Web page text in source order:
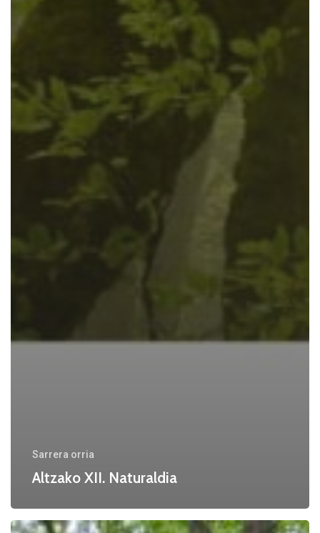
Sarrera orria
Altzako XII. Naturaldia